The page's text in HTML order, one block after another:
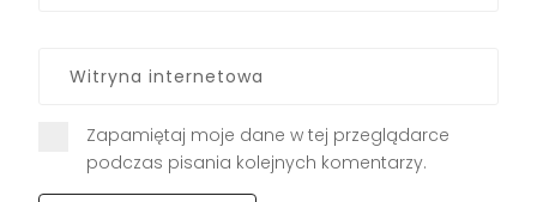
Zapamiętaj moje dane w tej przeglądarce
podczas pisania kolejnych komentarzy.